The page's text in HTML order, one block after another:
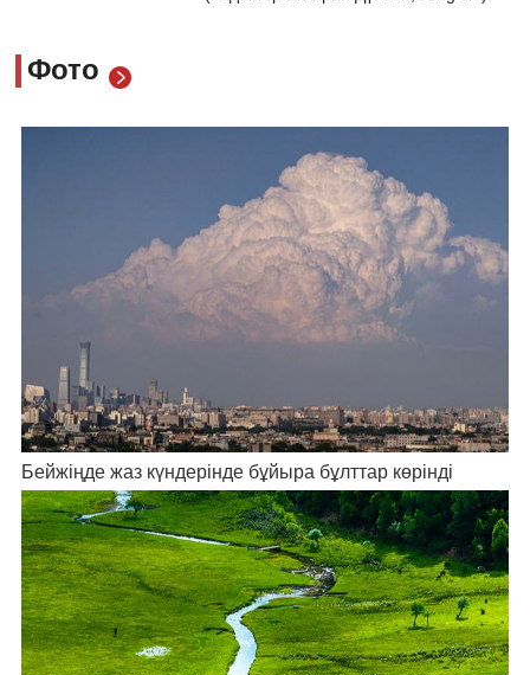
Фото
Бейжіңде жаз күндерінде бұйыра бұлттар көрінді